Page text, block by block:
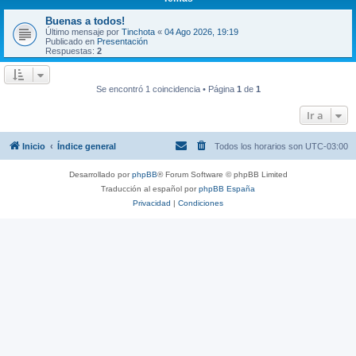
Buenas a todos!
Último mensaje por Tinchota « 04 Ago 2026, 19:19
Publicado en Presentación
Respuestas: 2
Se encontró 1 coincidencia • Página 1 de 1
Ir a
Inicio Índice general Todos los horarios son UTC-03:00
Desarrollado porphpBB® Forum Software © phpBB Limited
Traducción al español porphpBB España
Privacidad | Condiciones